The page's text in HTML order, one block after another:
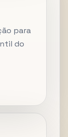
para
do